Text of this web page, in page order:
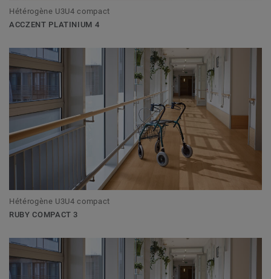
Hétérogène U3U4 compact
ACCZENT PLATINIUM 4
Hétérogène U3U4 compact
RUBY COMPACT 3